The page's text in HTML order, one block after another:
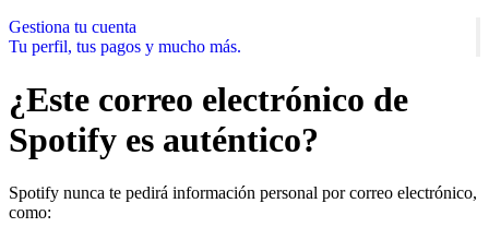
Gestiona tu cuenta
Tu perfil, tus pagos y mucho más.
¿Este correo electrónico de
Spotify es auténtico?
Spotify nunca te pedirá información personal por correo electrónico,
como: